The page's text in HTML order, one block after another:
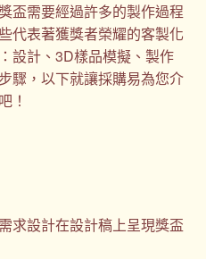
盃需要經過許多的製作過程
代表著獲獎者榮耀的客製化
設計、3D樣品模擬、製作
驟，以下就讓採購易為您介
！
求設計在設計稿上呈現獎盃